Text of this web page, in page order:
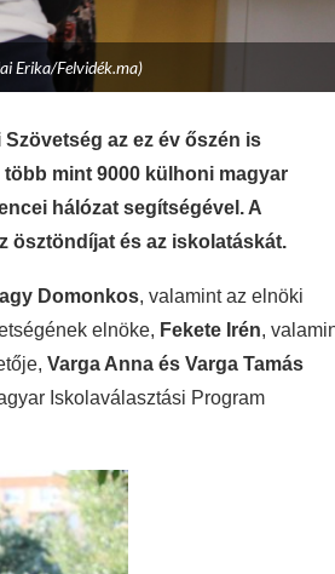
Erika/Felvidék.ma)
az ez év őszén is
mint 9000 külhoni magyar
hálózat segítségével. A
ösztöndíjat és az iskolatáskát.
Domonkos, valamint az elnöki
elnöke, Fekete Irén,
Varga Anna és Varga Tamás
Iskolaválasztási Program